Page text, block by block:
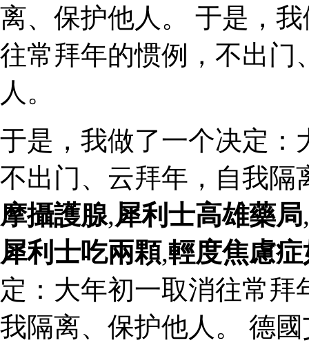
离、保护他人。 于是，
往常拜年的惯例，不出门
人。
于是，我做了一个决定：
不出门、云拜年，自我
摩攝護腺,犀利士高雄藥局,
犀利士吃兩顆,輕度焦慮
定：大年初一取消往常
我隔离、保护他人。 德